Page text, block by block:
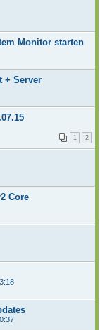
Monitor starten
+ Server
1 2
Core